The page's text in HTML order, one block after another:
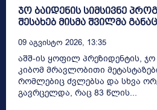
ჯო ბაიდენის სიმსივნე
შესახებ მისმა შვილმა
09 Აგვისტო 2026, 13:35
აშშ-ის ყოფილ პრეზიდენტის,
კიბომ მრავლობითი
რომლებიც ძვლებსა და სხვა
გავრცელდა, რაც 83 წლის...